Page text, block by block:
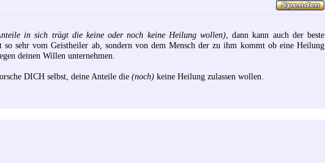
in sich trägt die keine oder noch keine Heilung wollen), dann kann auch der beste
sehr vom Geistheiler ab, sondern von dem Mensch der zu ihm kommt ob eine Heilung
deinen Willen unternehmen.
DICH selbst, deine Anteile die (noch) keine Heilung zulassen wollen.